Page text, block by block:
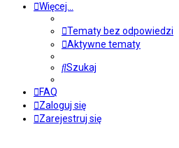
Więcej…
Tematy bez odpowiedzi
Aktywne tematy
Szukaj
FAQ
Zaloguj się
Zarejestruj się